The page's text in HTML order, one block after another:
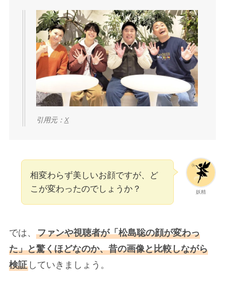
引用元： X
妖精
相変わらず美しいお顔ですが、ど
こが変わったのでしょうか？
では、 ファンや視聴者が「松島聡の顔が変わっ
た」と驚くほどなのか、昔の画像と比較しながら
検証していきましょう。